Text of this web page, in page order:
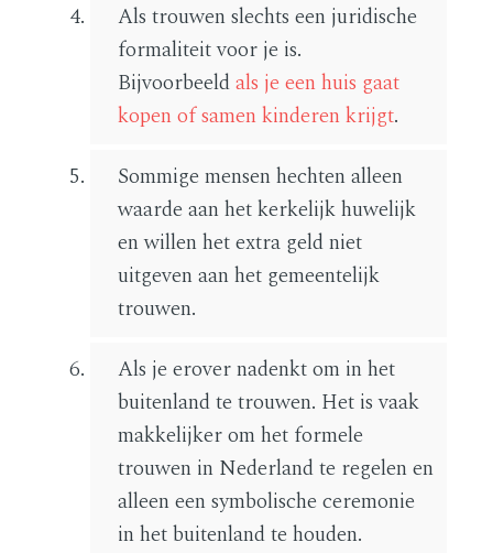
Als trouwen slechts een juridische
formaliteit voor je is.
Bijvoorbeeldals je een huis gaat
kopen of samen kinderen krijgt.
Sommige mensen hechten alleen
waarde aan het kerkelijk huwelijk
en willen het extra geld niet
uitgeven aan het gemeentelijk
trouwen.
Als je erover nadenkt om in het
buitenland te trouwen. Het is vaak
makkelijker om het formele
trouwen in Nederland te regelen en
alleen een symbolische ceremonie
in het buitenland te houden.